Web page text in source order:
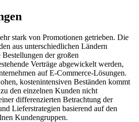
stark von Promotionen getrieben. Die
aus unterschiedlichen Ländern
der großen
Verträge abgewickelt werden,
auf E-Commerce-Lösungen.
kostenintensiven Beständen kommt
den einzelnen Kunden nicht
differenzierten Betrachtung der
Lieferstrategien basierend aufden
n Kundengruppen.